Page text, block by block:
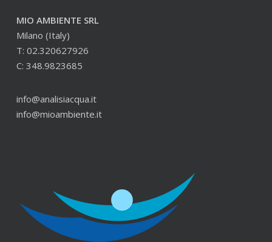
MIO AMBIENTE SRL
Milano (Italy)
T: 02.320627926
C: 348.9823685
info@analisiacqua.it
info@mioambiente.it